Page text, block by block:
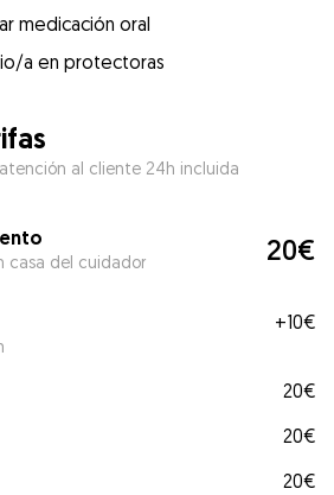
medicación oral
a en protectoras
al cliente 24h incluida
casa del cuidador 20€
+10€
20€
20€
20€